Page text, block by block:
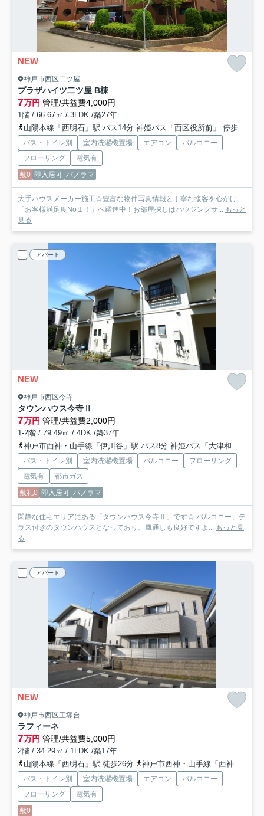
NEW
神戸市西区二ツ屋
プラザハイツ二ツ屋 B棟
7万円 管理/共益費4,000円
1階 / 66.67㎡ / 3LDK /築27年
山陽本線「西明石」駅 バス14分 神姫バス「西区役所前」 停歩10分
バス・トイレ別 室内洗濯機置場 エアコン
バルコニー
フローリング
電気有
敷0 即入居可 パノラマ
大手ハウスメーカー施工☆豊富な物件写真情報と丁寧な接客を心がけ
「お客様満足度No１！」へ躍進中！お部屋探しはハウジングサ... もっと
見る
アパート
NEW
神戸市西区今寺
タウンハウス今寺Ⅱ
7万円 管理/共益費2,000円
1-2階 / 79.49㎡ / 4DK /築37年
神戸市西神・山手線「伊川谷」駅 バス8分 神姫バス「大津和」 停歩8分
バス・トイレ別 室内洗濯機置場 バルコニー
フローリング
電気有
都市ガス
敷礼0 即入居可 パノラマ
閑静な住宅エリアにある「タウンハウス今寺Ⅱ」です☆ バルコニー、テ
ラス付きのタウンハウスとなっており、風通しも良好ですよ... もっと見
る
アパート
NEW
神戸市西区王塚台
ラフィーネ
7万円 管理/共益費5,000円
2階 / 34.29㎡ / 1LDK /築17年
山陽本線「西明石」駅 徒歩26分
神戸市西神・山手線「西神中央」駅 バス23分 「玉津曙北」 停歩5分
バス・トイレ別 室内洗濯機置場 エアコン
バルコニー
フローリング
電気有
敷0